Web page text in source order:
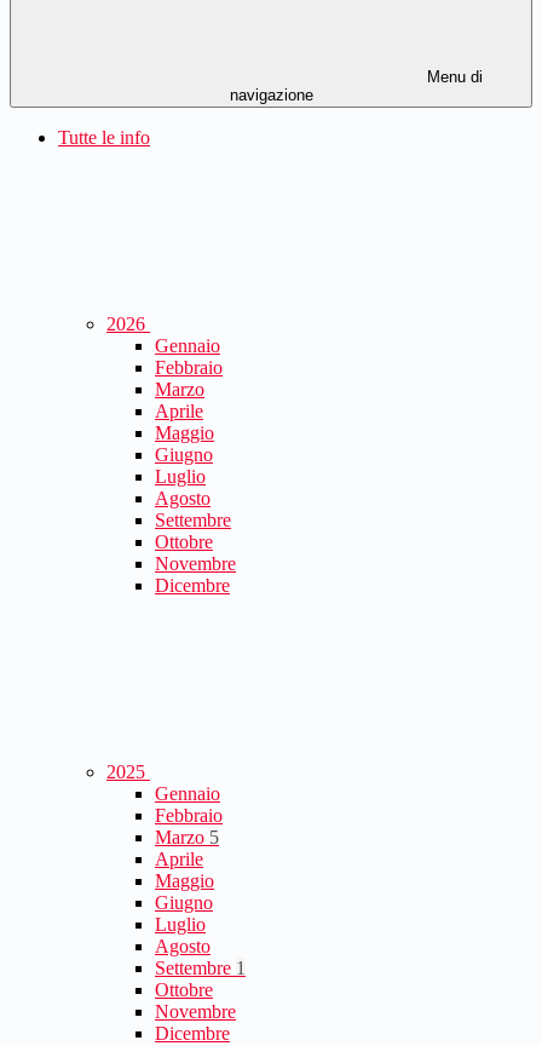
Menu di
navigazione
Tutte le info
2026
Gennaio
Febbraio
Marzo
Aprile
Maggio
Giugno
Luglio
Agosto
Settembre
Ottobre
Novembre
Dicembre
2025
Gennaio
Febbraio
Marzo 5
Aprile
Maggio
Giugno
Luglio
Agosto
Settembre 1
Ottobre
Novembre
Dicembre